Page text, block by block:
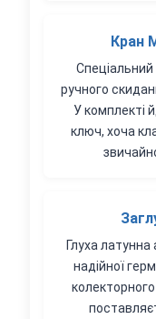
Кран
Спеціальний
ручного
У комплекті
ключ, хоча
Глуха
надійної